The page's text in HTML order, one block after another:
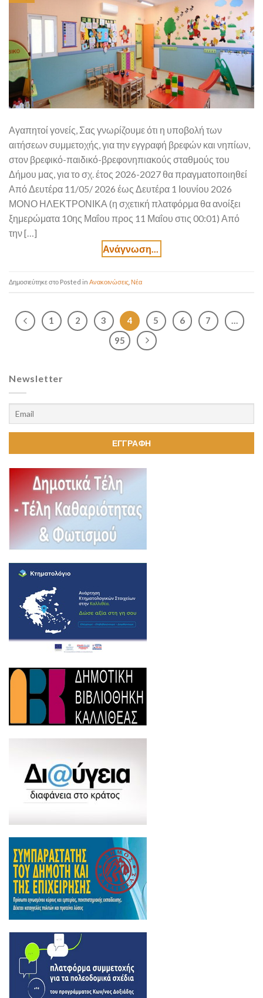
Αγαπητοί γονείς, Σας γνωρίζουμε ότι η υποβολή των
αιτήσεων συμμετοχής, για την εγγραφή βρεφών και νηπίων,
στον βρεφικό-παιδικό-βρεφονηπιακούς σταθμούς του
Δήμου μας, για το σχ. έτος 2026-2027 θα πραγματοποιηθεί
Από Δευτέρα 11/05/ 2026 έως Δευτέρα 1 Ιουνίου 2026
ΜΟΝΟ ΗΛΕΚΤΡΟΝΙΚΑ (η σχετική πλατφόρμα θα ανοίξει
ξημερώματα 10ης Μαΐου προς 11 Μαΐου στις 00:01) Από
την […]
Posted in Ανακοινώσεις Νέα
1 2 3 4 5 6 7
…
95
Newsletter